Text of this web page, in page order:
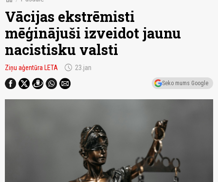
Vācijas ekstrēmisti
mēģinājuši izveidot jaunu
nacistisku valsti
Ziņu aģentūra LETA schedule 23.jan
Seko mums Google